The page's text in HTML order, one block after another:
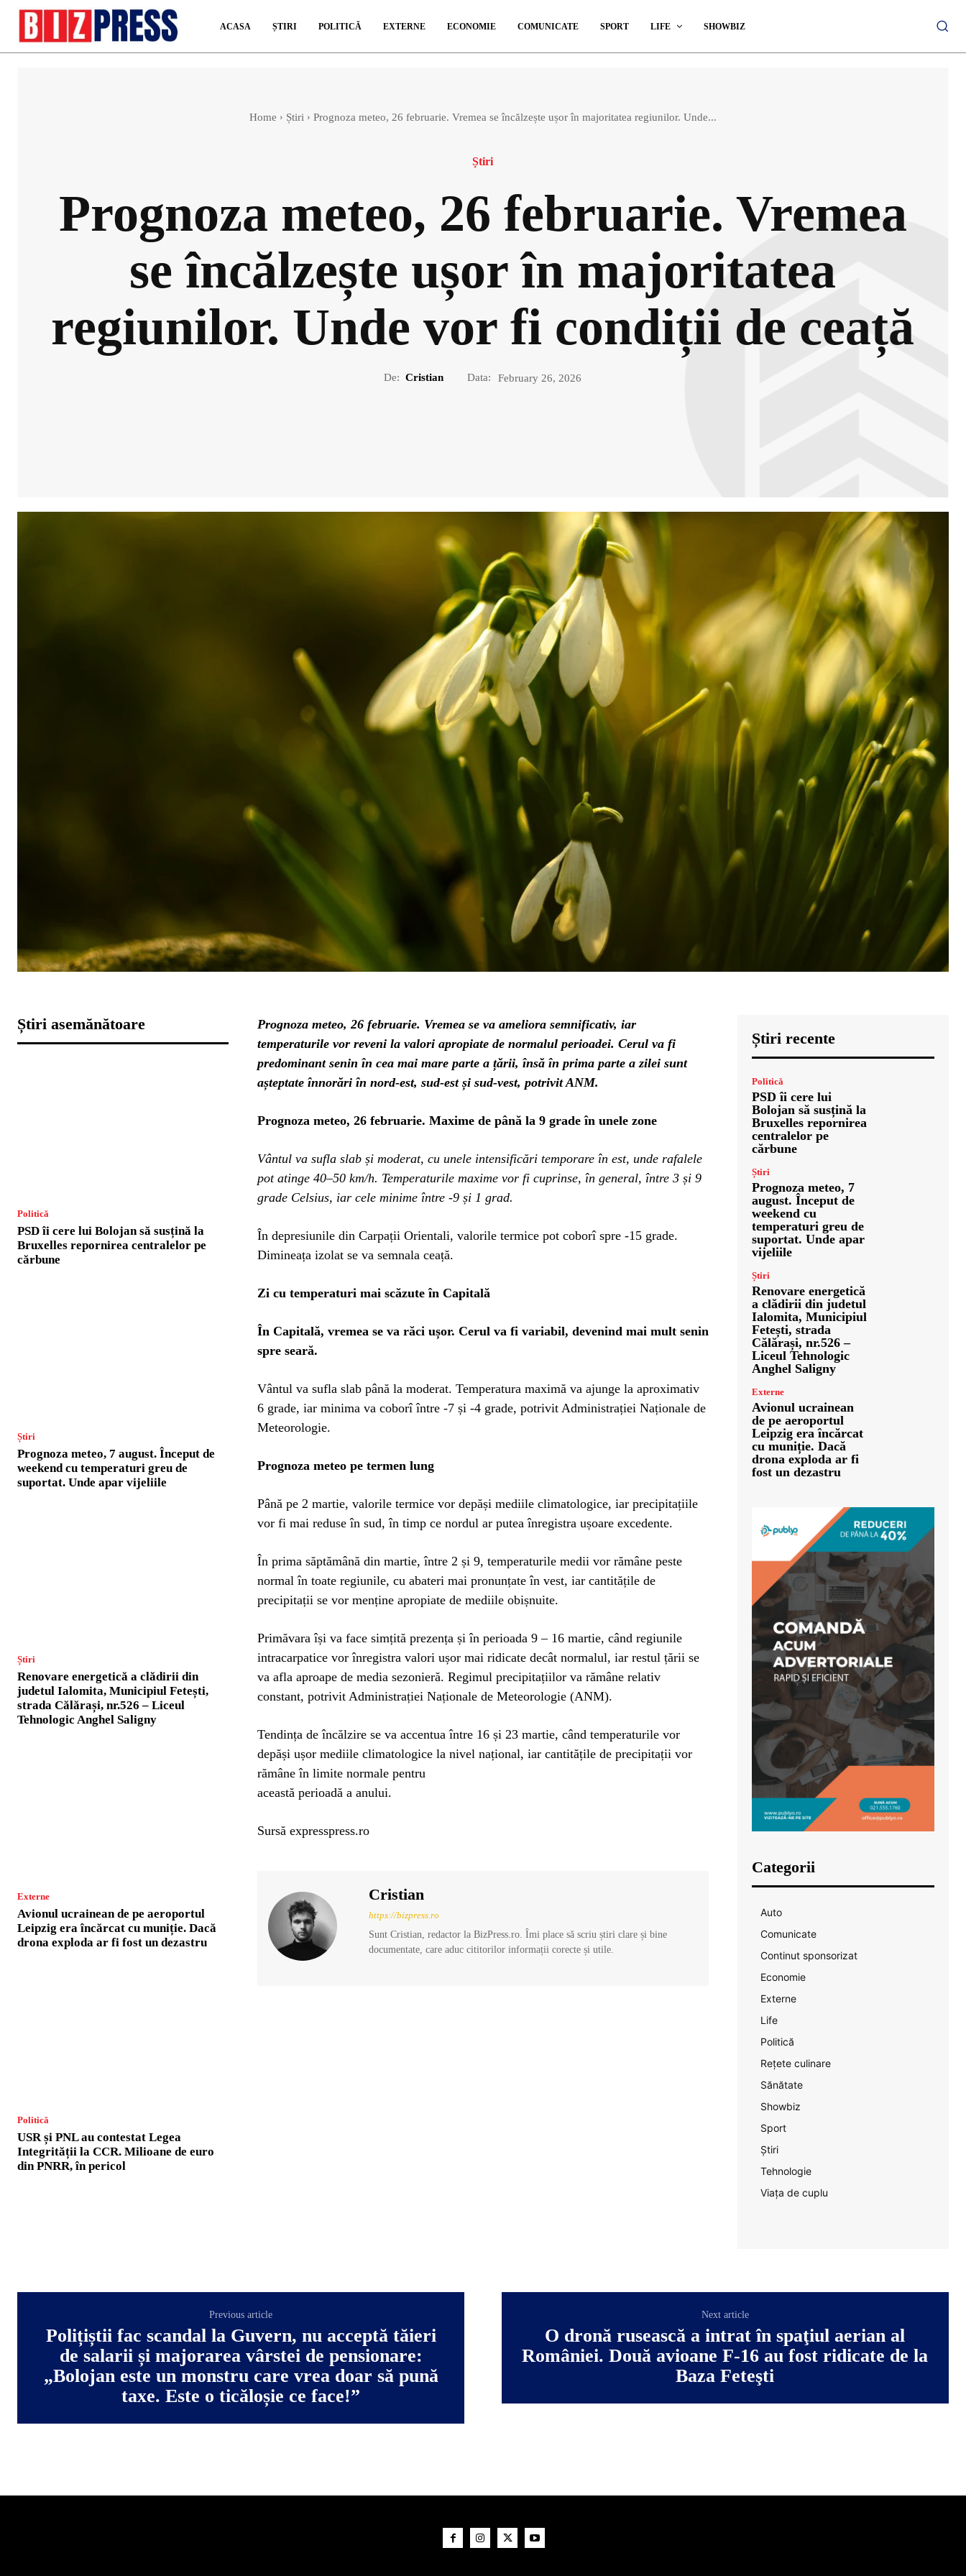
ACASA ȘTIRI POLITICĂ EXTERNE ECONOMIE COMUNICATE SPORT LIFE SHOWBIZ
Home Știri Prognoza meteo, 26 februarie. Vremea se încălzește ușor în majoritatea regiunilor. Unde...
Știri
Prognoza meteo, 26 februarie. Vremea
se încălzește ușor în majoritatea
regiunilor. Unde vor fi condiții de ceață
De: Cristian Data: February 26, 2026
Știri asemănătoare
Politică
PSD îi cere lui Bolojan să susțină la
Bruxelles repornirea centralelor pe
cărbune
Știri
Prognoza meteo, 7 august. Început de
weekend cu temperaturi greu de
suportat. Unde apar vijeliile
Știri
Renovare energetică a clădirii din
judetul Ialomita, Municipiul Fetești,
strada Călărași, nr.526 – Liceul
Tehnologic Anghel Saligny
Externe
Avionul ucrainean de pe aeroportul
Leipzig era încărcat cu muniție. Dacă
drona exploda ar fi fost un dezastru
Politică
USR și PNL au contestat Legea
Integrității la CCR. Milioane de euro
din PNRR, în pericol
Prognoza meteo, 26 februarie. Vremea se va ameliora semnificativ, iar
temperaturile vor reveni la valori apropiate de normalul perioadei. Cerul va fi
predominant senin în cea mai mare parte a țării, însă în prima parte a zilei sunt
așteptate înnorări în nord-est, sud-est și sud-vest, potrivit ANM.
Prognoza meteo, 26 februarie. Maxime de până la 9 grade în unele zone
Vântul va sufla slab și moderat, cu unele intensificări temporare în est, unde rafalele
pot atinge 40–50 km/h. Temperaturile maxime vor fi cuprinse, în general, între 3 și 9
grade Celsius, iar cele minime între -9 și 1 grad.
În depresiunile din Carpații Orientali, valorile termice pot coborî spre -15 grade.
Dimineața izolat se va semnala ceață.
Zi cu temperaturi mai scăzute în Capitală
În Capitală, vremea se va răci ușor. Cerul va fi variabil, devenind mai mult senin
spre seară.
Vântul va sufla slab până la moderat. Temperatura maximă va ajunge la aproximativ
6 grade, iar minima va coborî între -7 și -4 grade, potrivit Administrației Naționale de
Meteorologie.
Prognoza meteo pe termen lung
Până pe 2 martie, valorile termice vor depăși mediile climatologice, iar precipitațiile
vor fi mai reduse în sud, în timp ce nordul ar putea înregistra ușoare excedente.
În prima săptămână din martie, între 2 și 9, temperaturile medii vor rămâne peste
normal în toate regiunile, cu abateri mai pronunțate în vest, iar cantitățile de
precipitații se vor menține apropiate de mediile obișnuite.
Primăvara își va face simțită prezența și în perioada 9 – 16 martie, când regiunile
intracarpatice vor înregistra valori ușor mai ridicate decât normalul, iar restul țării se
va afla aproape de media sezonieră. Regimul precipitațiilor va rămâne relativ
constant, potrivit Administrației Naționale de Meteorologie (ANM).
Tendința de încălzire se va accentua între 16 și 23 martie, când temperaturile vor
depăși ușor mediile climatologice la nivel național, iar cantitățile de precipitații vor
rămâne în limite normale pentru
această perioadă a anului.
Sursă expresspress.ro
Cristian
https://bizpress.ro
Sunt Cristian, redactor la BizPress.ro. Îmi place să scriu știri clare și bine
documentate, care aduc cititorilor informații corecte și utile.
Știri recente
Politică
PSD îi cere lui
Bolojan să susțină la
Bruxelles repornirea
centralelor pe
cărbune
Știri
Prognoza meteo, 7
august. Început de
weekend cu
temperaturi greu de
suportat. Unde apar
vijeliile
Știri
Renovare energetică
a clădirii din judetul
Ialomita, Municipiul
Fetești, strada
Călărași, nr.526 –
Liceul Tehnologic
Anghel Saligny
Externe
Avionul ucrainean
de pe aeroportul
Leipzig era încărcat
cu muniție. Dacă
drona exploda ar fi
fost un dezastru
Categorii
Auto
Comunicate
Continut sponsorizat
Economie
Externe
Life
Politică
Rețete culinare
Sănătate
Showbiz
Sport
Știri
Tehnologie
Viața de cuplu
Previous article
Polițiștii fac scandal la Guvern, nu acceptă tăieri
de salarii și majorarea vârstei de pensionare:
„Bolojan este un monstru care vrea doar să pună
taxe. Este o ticăloșie ce face!”
Next article
O dronă rusească a intrat în spaţiul aerian al
României. Două avioane F-16 au fost ridicate de la
Baza Feteşti